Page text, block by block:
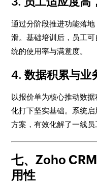
通过分阶段推进功能落
滑。基础培训后，员工
统的使用率与满意度。
4. 数据积累与业
以报价单为核心推动数
化打下坚实基础。系统
方案，有效化解了一线员
七、Zoho
用性